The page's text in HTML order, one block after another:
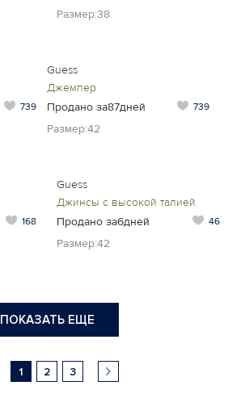
Размер:38
739
Guess
Джемпер
Продано за87дней
739
Размер:42
168
Guess
Джинсы с высокой талией
Продано за6дней
46
Размер:42
ПОКАЗАТЬ ЕЩЕ
1 2 3